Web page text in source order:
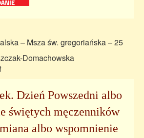
– Msza św. gregoriańska – 25
Domachowska
Dzień Powszedni albo
świętych męczenników
albo wspomnienie